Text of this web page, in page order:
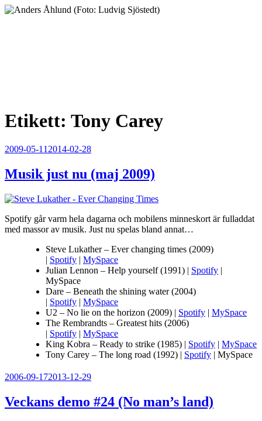
Hoppa
Etikett: Tony Carey
Publicerat
2009-05-112014-02-28
Musik just nu (maj 2009)
Spotify går varm hela dagarna och mobilens minneskort är fulladdat
med massor av musik. Just nu spelas bland annat…
Steve Lukather – Ever changing times (2009)
| Spotify | MySpace
Julian Lennon – Help yourself (1991) | Spotify |
MySpace
Dare – Beneath the shining water (2004)
| Spotify | MySpace
U2 – No lie on the horizon (2009) | Spotify | MySpace
The Rembrandts – Greatest hits (2006)
| Spotify | MySpace
King Kobra – Ready to strike (1985) | Spotify | MySpace
Tony Carey – The long road (1992) | Spotify | MySpace
Publicerat
2006-09-172013-12-29
Veckans demo #24 (No man’s land)